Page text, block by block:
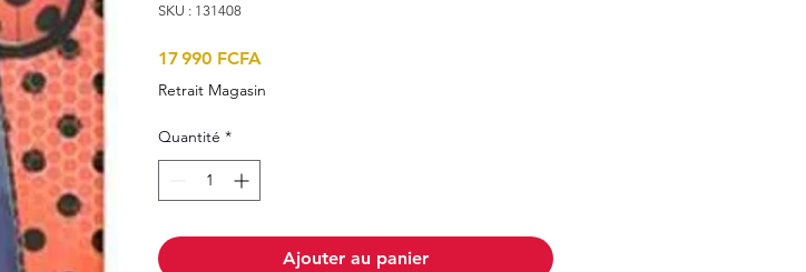
SKU : 131408
17 990 FCFA
Retrait Magasin
Quantité *
Ajouter au panier